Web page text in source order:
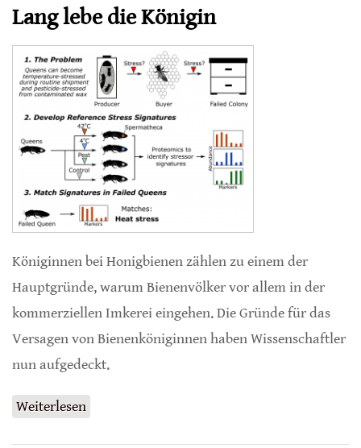
Lang lebe die Königin
Königinnen bei Honigbienen zählen zu einem der
Hauptgründe, warum Bienenvölker vor allem in der
kommerziellen Imkerei eingehen. Die Gründe für das
Versagen von Bienenköniginnen haben Wissenschaftler
nun aufgedeckt.
Weiterlesen